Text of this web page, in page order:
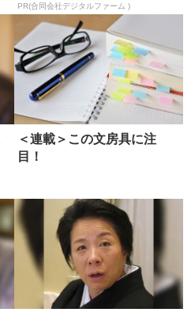
PR(合同会社デジタルファーム )
＜連載＞この文房具に注
目！